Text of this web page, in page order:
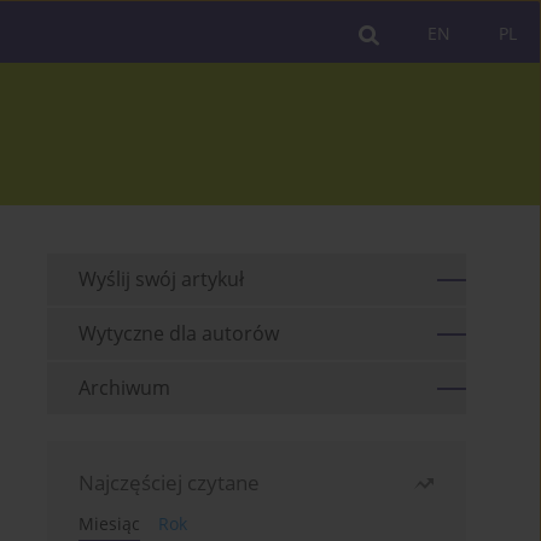
PL
EN
Wyślij swój artykuł
Wytyczne dla autorów
Archiwum
Najczęściej czytane
Miesiąc
Rok